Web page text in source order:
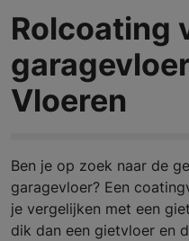
Rolcoating
Vloeren
Ben je op zoek naar de
garagevloer? Een
je vergelijken met een
dik dan een gietvloer en